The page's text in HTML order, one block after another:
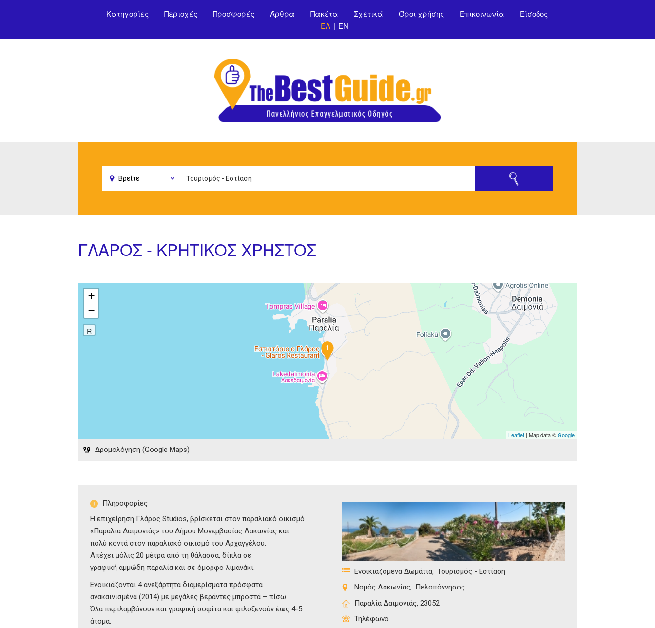
κυρίως περιεχόμενο
Κατηγορίες Περιοχές Προσφορές Άρθρα Πακέτα Σχετικά Όροι χρήσης Επικοινωνία
Είσοδος
ΕΛ
EN
ΓΛΑΡΟΣ - ΚΡΗΤΙΚΟΣ ΧΡΗΣΤΟΣ
1
+
−
R
Leaflet | Map data ©Google
Δρομολόγηση (Google Maps)
Πληροφορίες
Η επιχείρηση Γλάρος Studios, βρίσκεται στον παραλιακό οικισμό
«Παραλία Δαιμονιάς» του Δήμου Μονεμβασίας Λακωνίας και
πολύ κοντά στον παραλιακό οικισμό του Αρχαγγέλου.
Απέχει μόλις 20 μέτρα από τη θάλασσα, δίπλα σε
γραφική αμμώδη παραλία και σε όμορφο λιμανάκι.
Ενοικιάζονται 4 ανεξάρτητα διαμερίσματα πρόσφατα
ανακαινισμένα (2014) με μεγάλες βεράντες μπροστά – πίσω.
Όλα περιλαμβάνουν και γραφική σοφίτα και φιλοξενούν έως 4-5
άτομα.
Ενοικιαζόμενα Δωμάτια Τουρισμός - Εστίαση
Νομός Λακωνίας
Πελοπόννησος
Παραλία Δαιμονιάς, 23052
Τηλέφωνο